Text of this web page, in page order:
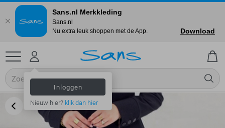
Inloggen
Nieuw hier? klik dan hier
Sans.nl Merkkleding
Sans.nl
Nu extra leuk shoppen met de App.
Download